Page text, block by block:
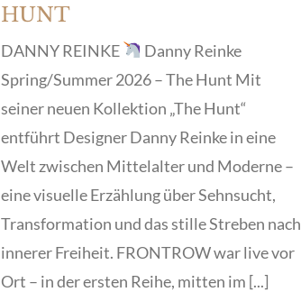
HUNT
DANNY REINKE
Danny Reinke
Spring/Summer 2026 – The Hunt Mit
seiner neuen Kollektion „The Hunt“
entführt Designer Danny Reinke in eine
Welt zwischen Mittelalter und Moderne –
eine visuelle Erzählung über Sehnsucht,
Transformation und das stille Streben nach
innerer Freiheit. FRONTROW war live vor
Ort – in der ersten Reihe, mitten im [...]